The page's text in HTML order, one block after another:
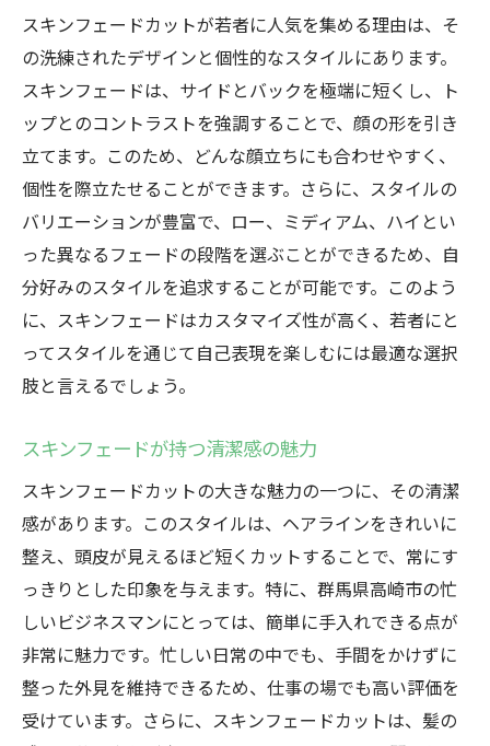
スキンフェードカットが若者に人気を集める理由は、そ
の洗練されたデザインと個性的なスタイルにあります。
スキンフェードは、サイドとバックを極端に短くし、ト
ップとのコントラストを強調することで、顔の形を引き
立てます。このため、どんな顔立ちにも合わせやすく、
個性を際立たせることができます。さらに、スタイルの
バリエーションが豊富で、ロー、ミディアム、ハイとい
った異なるフェードの段階を選ぶことができるため、自
分好みのスタイルを追求することが可能です。このよう
に、スキンフェードはカスタマイズ性が高く、若者にと
ってスタイルを通じて自己表現を楽しむには最適な選択
肢と言えるでしょう。
スキンフェードが持つ清潔感の魅力
スキンフェードカットの大きな魅力の一つに、その清潔
感があります。このスタイルは、ヘアラインをきれいに
整え、頭皮が見えるほど短くカットすることで、常にす
っきりとした印象を与えます。特に、群馬県高崎市の忙
しいビジネスマンにとっては、簡単に手入れできる点が
非常に魅力です。忙しい日常の中でも、手間をかけずに
整った外見を維持できるため、仕事の場でも高い評価を
受けています。さらに、スキンフェードカットは、髪の